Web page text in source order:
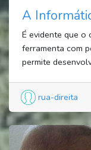
A
É evidente que o
ferramenta com
permite
rua-direita